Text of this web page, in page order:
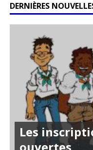
DERNIÈRES
Les